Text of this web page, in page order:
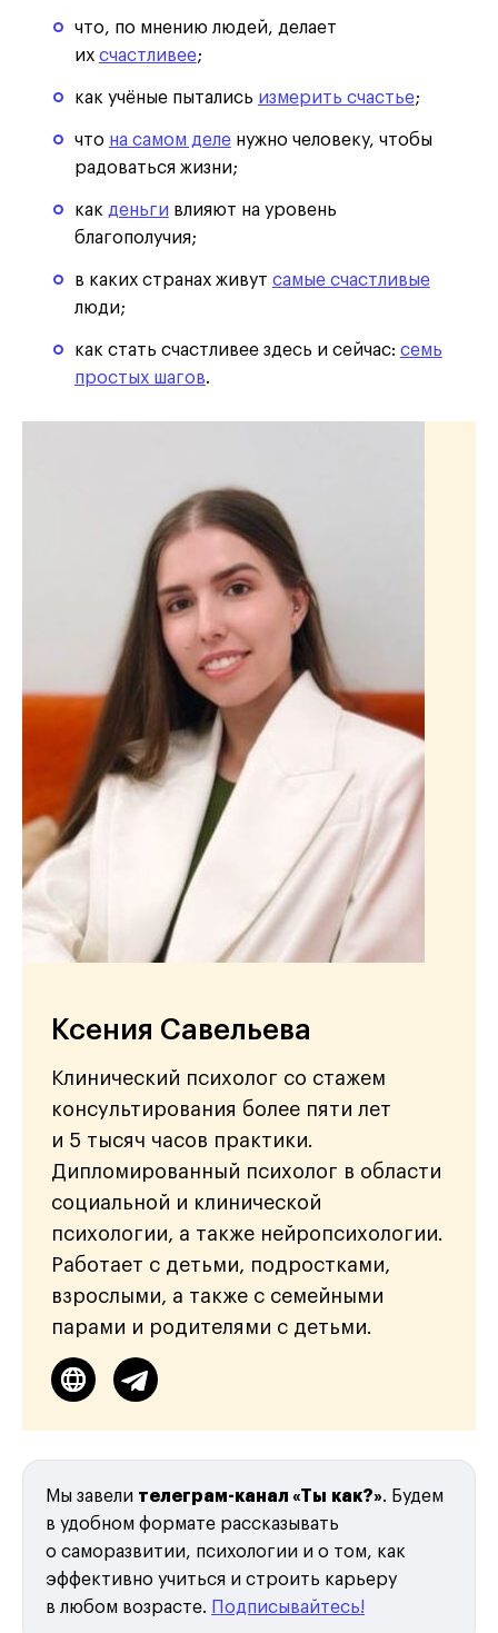
что, по мнению людей, делает
их счастливее;
как учёные пытались измерить счастье;
что на самом деленужно человеку, чтобы
радоваться жизни;
как деньги влияют на уровень
благополучия;
в каких странах живут самые счастливые
люди;
как стать счастливее здесь и сейчас: семь
простых шагов.
Ксения Савельева
Клинический психолог со стажем
консультирования более пяти лет
и 5 тысяч часов практики.
Дипломированный психолог в области
социальной и клинической
психологии, а также нейропсихологии.
Работает с детьми, подростками,
взрослыми, а также с семейными
парами и родителями с детьми.
Мы завели телеграм-канал «Ты как?». Будем
в удобном формате рассказывать
о саморазвитии, психологии и о том, как
эффективно учиться и строить карьеру
в любом возрасте. Подписывайтесь!